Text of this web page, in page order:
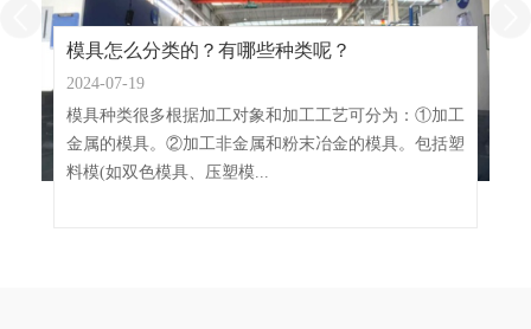
模具怎么分类的？有哪些种类呢？
2024-07-19
模具种类很多根据加工对象和加工工艺可分为：①加工
金属的模具。②加工非金属和粉末冶金的模具。包括塑
料模(如双色模具、压塑模...